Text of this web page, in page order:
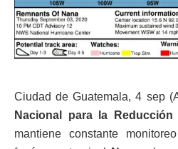
Ciudad de Guatemala, 4 sep
Nacional para la Reducción
mantiene constante